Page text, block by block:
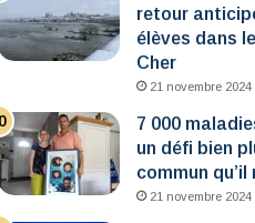
retour
élèves dans
Cher
21 novembre 2024
7 000
un défi bien
commun qu’il
21 novembre 2024